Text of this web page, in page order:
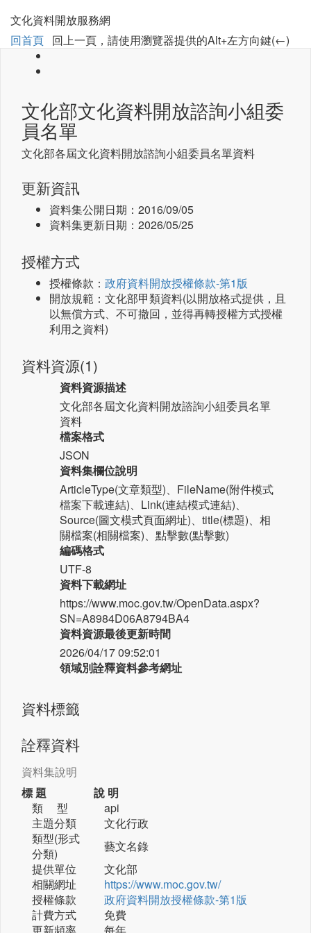
文化資料開放服務網
回首頁 回上一頁，請使用瀏覽器提供的Alt+左方向鍵(←)
文化部文化資料開放諮詢小組委
員名單
文化部各屆文化資料開放諮詢小組委員名單資料
更新資訊
資料集公開日期： 2016/09/05
資料集更新日期： 2026/05/25
授權方式
授權條款： 政府資料開放授權條款-第1版
開放規範：文化部甲類資料(以開放格式提供，且
以無償方式、不可撤回，並得再轉授權方式授權
利用之資料)
資料資源(1)
資料資源描述
文化部各屆文化資料開放諮詢小組委員名單
資料
檔案格式
JSON
資料集欄位說明
ArticleType(文章類型)、FileName(附件模式
檔案下載連結)、Link(連結模式連結)、
Source(圖文模式頁面網址)、title(標題)、相
關檔案(相關檔案)、點擊數(點擊數)
編碼格式
UTF-8
資料下載網址
https://www.moc.gov.tw/OpenData.aspx?
SN=A8984D06A8794BA4
資料資源最後更新時間
2026/04/17 09:52:01
領域別詮釋資料參考網址
資料標籤
詮釋資料
資料集說明
標 題
說 明
類 型
api
主題分類
文化行政
類型(形式
分類)
藝文名錄
提供單位
文化部
相關網址
https://www.moc.gov.tw/
授權條款
政府資料開放授權條款-第1版
計費方式
免費